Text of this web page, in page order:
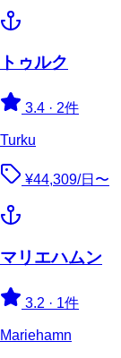
トゥルク
3.4 · 2件
Turku
¥44,309/日〜
マリエハムン
3.2 · 1件
Mariehamn